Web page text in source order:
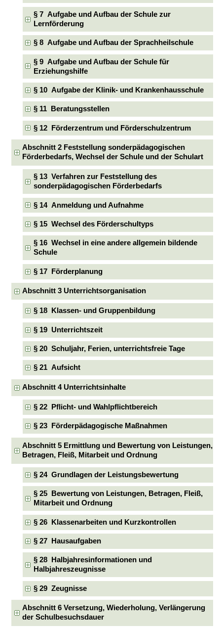
§ 7 Aufgabe und Aufbau der Schule zur
Lernförderung
§ 8 Aufgabe und Aufbau der Sprachheilschule
§ 9 Aufgabe und Aufbau der Schule für
Erziehungshilfe
§ 10 Aufgabe der Klinik- und Krankenhausschule
§ 11 Beratungsstellen
§ 12 Förderzentrum und Förderschulzentrum
Abschnitt 2 Feststellung sonderpädagogischen
Förderbedarfs, Wechsel der Schule und der Schulart
§ 13 Verfahren zur Feststellung des
sonderpädagogischen Förderbedarfs
§ 14 Anmeldung und Aufnahme
§ 15 Wechsel des Förderschultyps
§ 16 Wechsel in eine andere allgemein bildende
Schule
§ 17 Förderplanung
Abschnitt 3 Unterrichtsorganisation
§ 18 Klassen- und Gruppenbildung
§ 19 Unterrichtszeit
§ 20 Schuljahr, Ferien, unterrichtsfreie Tage
§ 21 Aufsicht
Abschnitt 4 Unterrichtsinhalte
§ 22 Pflicht- und Wahlpflichtbereich
§ 23 Förderpädagogische Maßnahmen
Abschnitt 5 Ermittlung und Bewertung von Leistungen,
Betragen, Fleiß, Mitarbeit und Ordnung
§ 24 Grundlagen der Leistungsbewertung
§ 25 Bewertung von Leistungen, Betragen, Fleiß,
Mitarbeit und Ordnung
§ 26 Klassenarbeiten und Kurzkontrollen
§ 27 Hausaufgaben
§ 28 Halbjahresinformationen und
Halbjahreszeugnisse
§ 29 Zeugnisse
Abschnitt 6 Versetzung, Wiederholung, Verlängerung
der Schulbesuchsdauer